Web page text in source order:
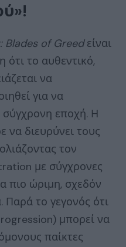
: Blades of Greedείναι
ότι το αυθεντικό,
να
για να
σύγχρονη εποχή. Η
να διευρύνει τους
τον
με σύγχρονες
πιο ώριμη, σχεδόν
Παρά το γεγονός ότι
μπορεί να
παίκτες